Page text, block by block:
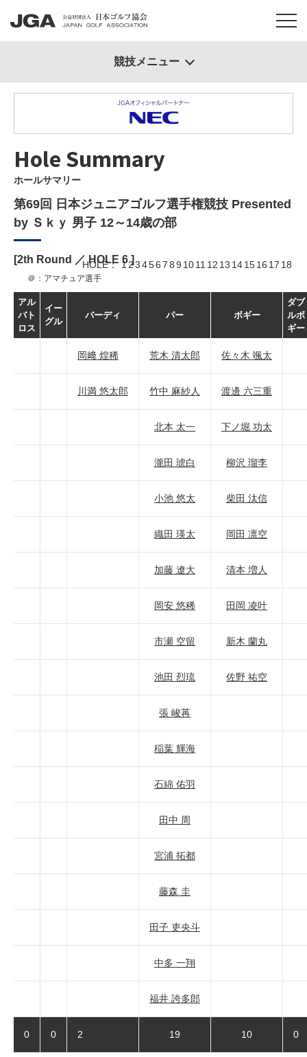
Hole Summary
ホールサマリー
第69回 日本ジュニアゴルフ選手権競技 Presented
by Ｓｋｙ 男子 12～14歳の部
[2th Round ／ HOLE 6]
HOLE 123456789 1011 12 13 141516 17 18
＠：アマチュア選手
アル
バト
ロス
イー
グル
バーディ パー ボギー
ダブ
ルボ
ギー
岡﨑 煌稀 荒木 清太郎 佐々木 颯太
川満 悠太郎 竹中 麻紗人 渡邊 六三重
北本 太一 下ノ堀 功太
瀧田 琥白 柳沢 瑠李
小池 悠太 柴田 汰信
織田 瑛太 岡田 凛空
加藤 遼大 清本 増人
岡安 悠稀 田岡 凌叶
市瀬 空留 新木 蘭丸
池田 烈琉 佐野 祐空
張 峻苒
稲葉 輝海
石綿 佑羽
田中 周
宮浦 拓都
藤森 圭
田子 吏央斗
中多 一翔
福井 誇多郎
0 0 2 19 10 0
競技メニュー